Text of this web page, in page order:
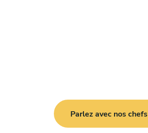
Parlez avec nos chefs